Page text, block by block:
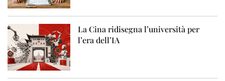
La Cina ridisegna l’università per
l’era dell’IA